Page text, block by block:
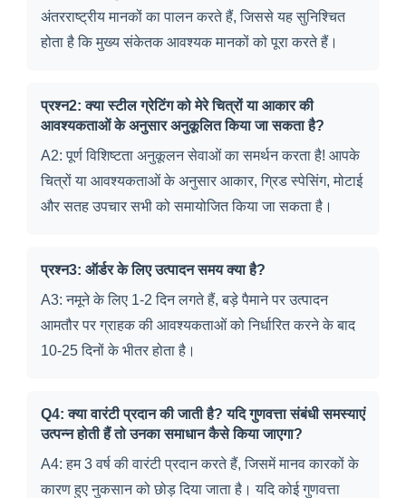
अंतरराष्ट्रीय मानकों का पालन करते हैं, जिससे यह सुनिश्चित
होता है कि मुख्य संकेतक आवश्यक मानकों को पूरा करते हैं।
प्रश्न2: क्या स्टील ग्रेटिंग को मेरे चित्रों या आकार की
आवश्यकताओं के अनुसार अनुकूलित किया जा सकता है?
A2: पूर्ण विशिष्टता अनुकूलन सेवाओं का समर्थन करता है! आपके
चित्रों या आवश्यकताओं के अनुसार आकार, ग्रिड स्पेसिंग, मोटाई
और सतह उपचार सभी को समायोजित किया जा सकता है।
प्रश्न3: ऑर्डर के लिए उत्पादन समय क्या है?
A3: नमूने के लिए 1-2 दिन लगते हैं, बड़े पैमाने पर उत्पादन
आमतौर पर ग्राहक की आवश्यकताओं को निर्धारित करने के बाद
10-25 दिनों के भीतर होता है।
Q4: क्या वारंटी प्रदान की जाती है? यदि गुणवत्ता संबंधी समस्याएं
उत्पन्न होती हैं तो उनका समाधान कैसे किया जाएगा?
A4: हम 3 वर्ष की वारंटी प्रदान करते हैं, जिसमें मानव कारकों के
कारण हुए नुकसान को छोड़ दिया जाता है। यदि कोई गुणवत्ता